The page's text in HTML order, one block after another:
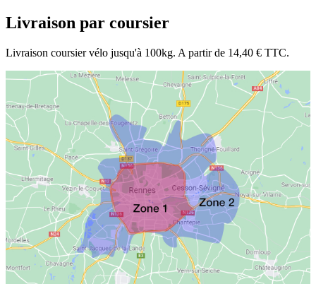
Livraison par coursier
Livraison coursier vélo jusqu'à 100kg. A partir de 14,40 € TTC.